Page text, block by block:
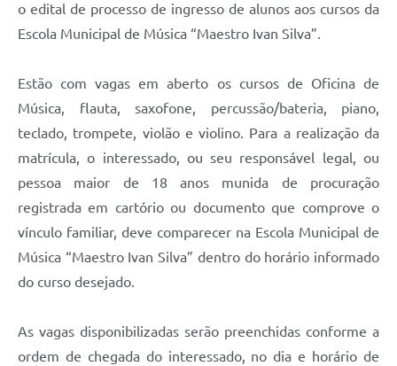
o edital de processo de ingresso de alunos aos cursos da
Escola Municipal de Música “Maestro Ivan Silva”.
Estão com vagas em aberto os cursos de Oficina de
Música, flauta, saxofone, percussão/bateria, piano,
teclado, trompete, violão e violino. Para a realização da
matrícula, o interessado, ou seu responsável legal, ou
pessoa maior de 18 anos munida de procuração
registrada em cartório ou documento que comprove o
vínculo familiar, deve comparecer na Escola Municipal de
Música “Maestro Ivan Silva” dentro do horário informado
do curso desejado.
As vagas disponibilizadas serão preenchidas conforme a
ordem de chegada do interessado, no dia e horário de